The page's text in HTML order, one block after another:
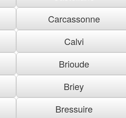
Carcassonne
Calvi
Brioude
Briey
Bressuire